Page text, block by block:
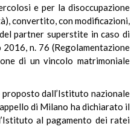
e per la disoccupazione
convertito, con modificazioni,
partner superstite in caso di
n. 76 (Regolamentazione
di un vincolo matrimoniale
dall’Istituto nazionale
di Milano ha dichiarato il
al pagamento dei ratei